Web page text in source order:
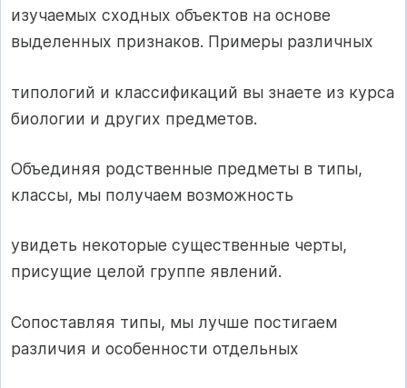
изучаемых сходных объектов на основе
выделенных признаков. Примеры различных
типологий и классификаций вы знаете из курса
биологии и других предметов.
Объединяя родственные предметы в типы,
классы, мы получаем возможность
увидеть некоторые существенные черты,
присущие целой группе явлений.
Сопоставляя типы, мы лучше постигаем
различия и особенности отдельных